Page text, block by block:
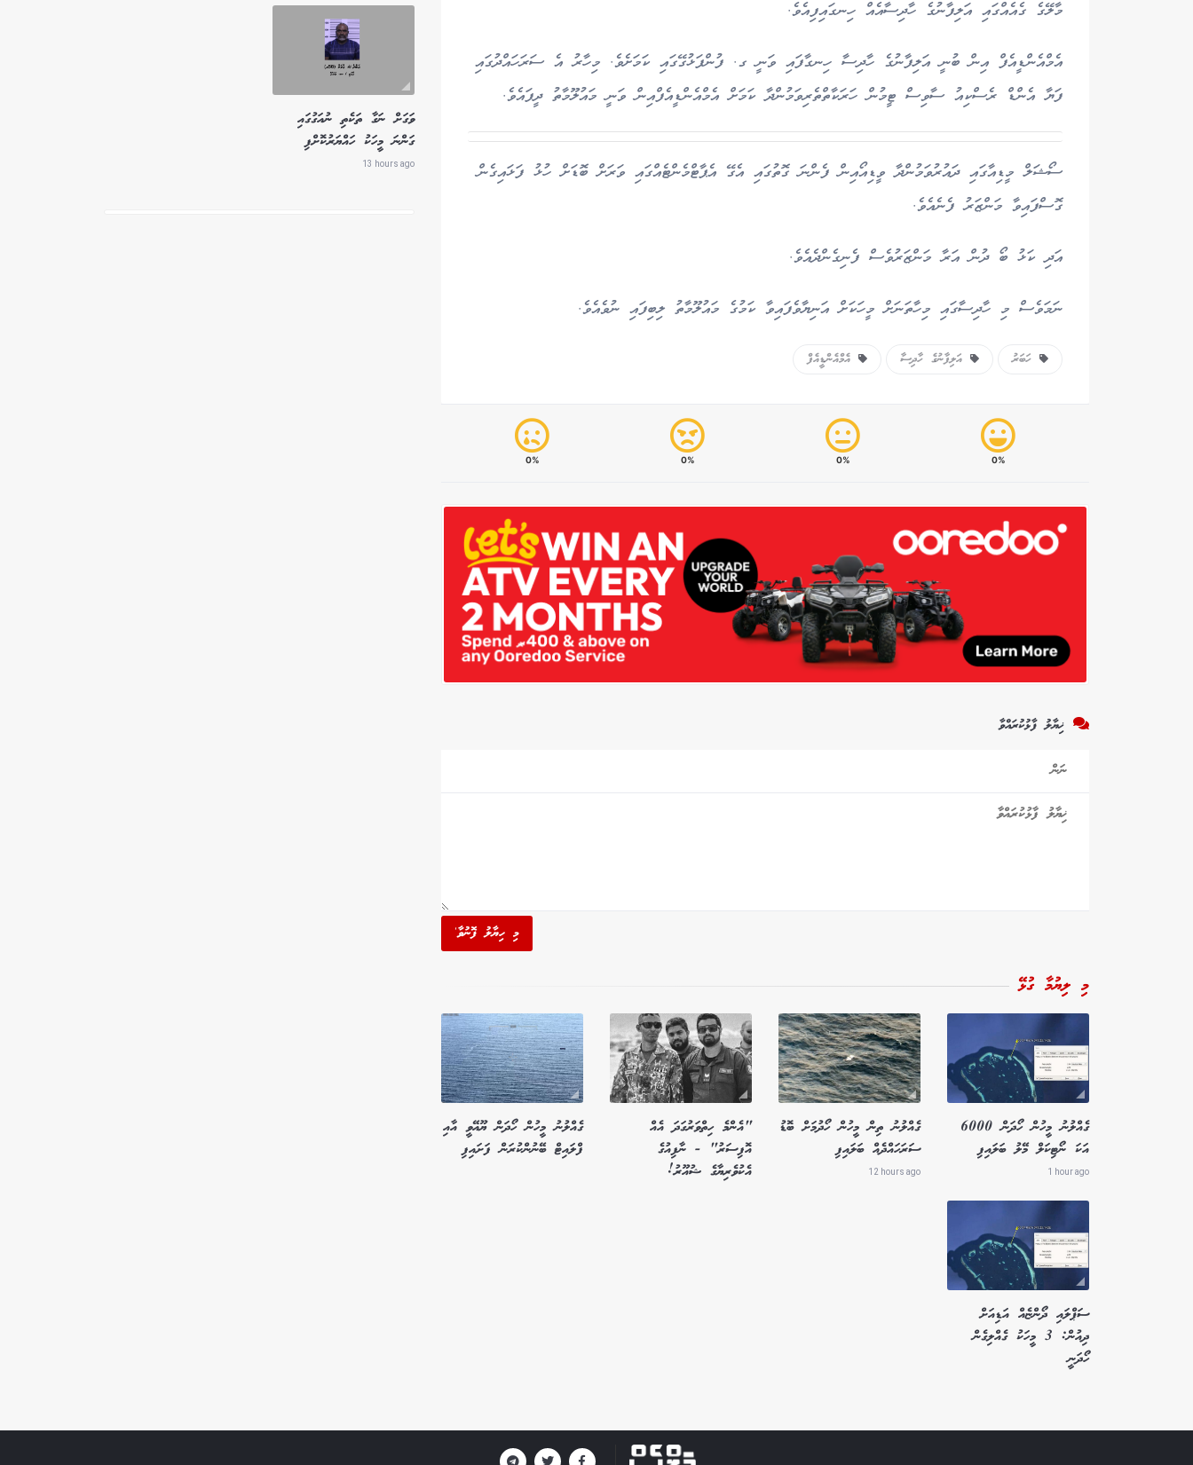
މާލޭގެ ގެއެއްގައި އަލިފާނުގެ ހާދިސާއެއް ހިނގައިފިއެވެ.
އެމްއެންޑީއެފް އިން ބުނީ އަލިފާނުގެ ހާދިސާ ހިނގާފައި ވަނީ ގ. ފުންފަޅުގޭގައި ކަމަށެވެ. މިހާރު އެ ސަރަހައްދުގައި
ފަޔާ އެންޑް ރެސްކިއު ސާވިސް ޓީމުން ހަރަކާތްތެރިވަމުންދާ ކަމަށް އެމްއެންޑީއެފްއިން ވަނީ މައުލޫމާތު ދީފައެވެ.
ސޯޝަލް މީޑިއާގައި ދައުރުވަމުންދާ ވީޑިއޯއިން ފެންނަ ގޮތުގައި އެގޭ އެޕާޓްމެންޓެއްގައި ވަރަށް ބޮޑަށް ހުޅު ފަޅައިގެން
ގޮސްފައިވާ މަންޒަރު ފެނެއެވެ.
އަދި ކަޅު ބޯ ދުން އަރާ މަންޒަރުވެސް ފެނިގެންދެއެވެ.
ނަމަވެސް މި ހާދިސާގައި މިހާތަނަށް މީހަކަށް އަނިޔާވެފައިވާ ކަމުގެ މައުލޫމާތު ލިބިފައި ނުވެއެވެ.
ހަބަރު އަލިފާނުގެ ހާދިސާ އެމްއެންޑީއެފް
0%
0%
0%
0%
ޚިޔާލު ފާޅުކުރައްވާ
މި ހިޔާލު ފޮނުވާ'
މި ލިޔުމާ ގުޅޭ
ގެއްލުނު މީހުން ހޯދަން 6000
އަކަ ނޯޓިކަލް މޭލު ބަލައިފި
1 hour ago
ގެއްލުނު ތިން މީހުން ހޯދުމަށް ބޮޑު
ސަރަހައްދެއް ބަލައިފި
12 hours ago
"އެންމެ ހިތްވަރުގަދަ އެއް
އޮފިސަރު" - ނާފިއުގެ
އެކުވެރިޔާގެ ޝުއޫރު!
ގެއްލުނު މީހުން ހޯދަން ޔޫއޭވީ އާއި
ފްލައިޓް ބޭނުންކުރަން ފަށައިފި
ސަޕްލައި ދޯންޏެއް އަޑިއަށް
ދިއުން: 3 މީހަކު ގެއްލިގެން
ހޯދަނީ
ވަގަށް ނަގާ ތަކެތި ނުއަގުގައި
ގަންނަ މީހަކު ހައްޔަރުކޮށްފި
13 hours ago